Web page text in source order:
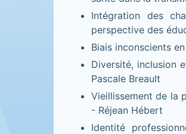
Intégration des
perspective des
Biais inconscients
Diversité, inclusion
Pascale Breault
Vieillissement de la
- Réjean Hébert
Identité